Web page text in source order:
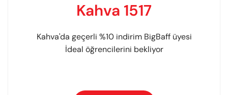
Kahva 1517
Kahva'da geçerli %10 indirim BigBaff üyesi
İdeal öğrencilerini bekliyor